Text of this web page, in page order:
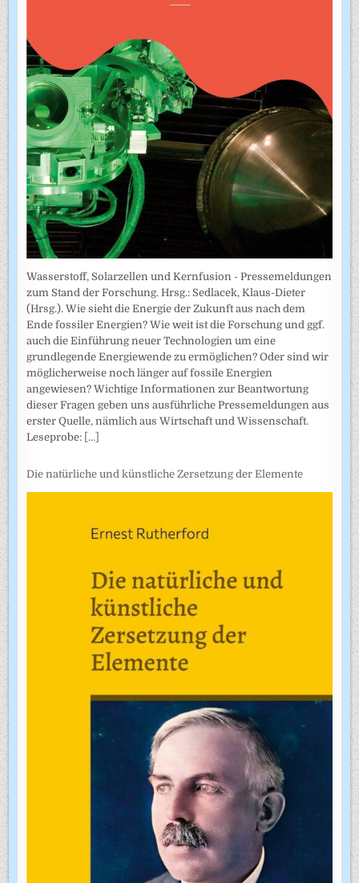
Wasserstoff, Solarzellen und Kernfusion - Pressemeldungen
zum Stand der Forschung. Hrsg.: Sedlacek, Klaus-Dieter
(Hrsg.). Wie sieht die Energie der Zukunft aus nach dem
Ende fossiler Energien? Wie weit ist die Forschung und ggf.
auch die Einführung neuer Technologien um eine
grundlegende Energiewende zu ermöglichen? Oder sind wir
möglicherweise noch länger auf fossile Energien
angewiesen? Wichtige Informationen zur Beantwortung
dieser Fragen geben uns ausführliche Pressemeldungen aus
erster Quelle, nämlich aus Wirtschaft und Wissenschaft.
Leseprobe: [...]
Die natürliche und künstliche Zersetzung der Elemente